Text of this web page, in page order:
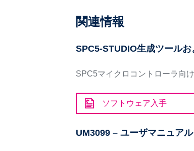
関連情報
SPC5-STUDIO生成ツール
SPC5マイクロコントローラ向
ソフトウェア入手
UM3099 – ユーザマニュアル